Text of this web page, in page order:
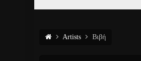
Artists Βιβή